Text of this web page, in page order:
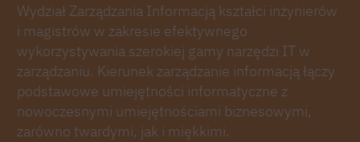
Wydział Zarządzania Informacją kształci inżynierów
i magistrów w zakresie efektywnego
wykorzystywania szerokiej gamy narzędzi IT w
zarządzaniu. Kierunek zarządzanie informacją łączy
podstawowe umiejętności informatyczne z
nowoczesnymi umiejętnościami biznesowymi,
zarówno twardymi, jak i miękkimi.